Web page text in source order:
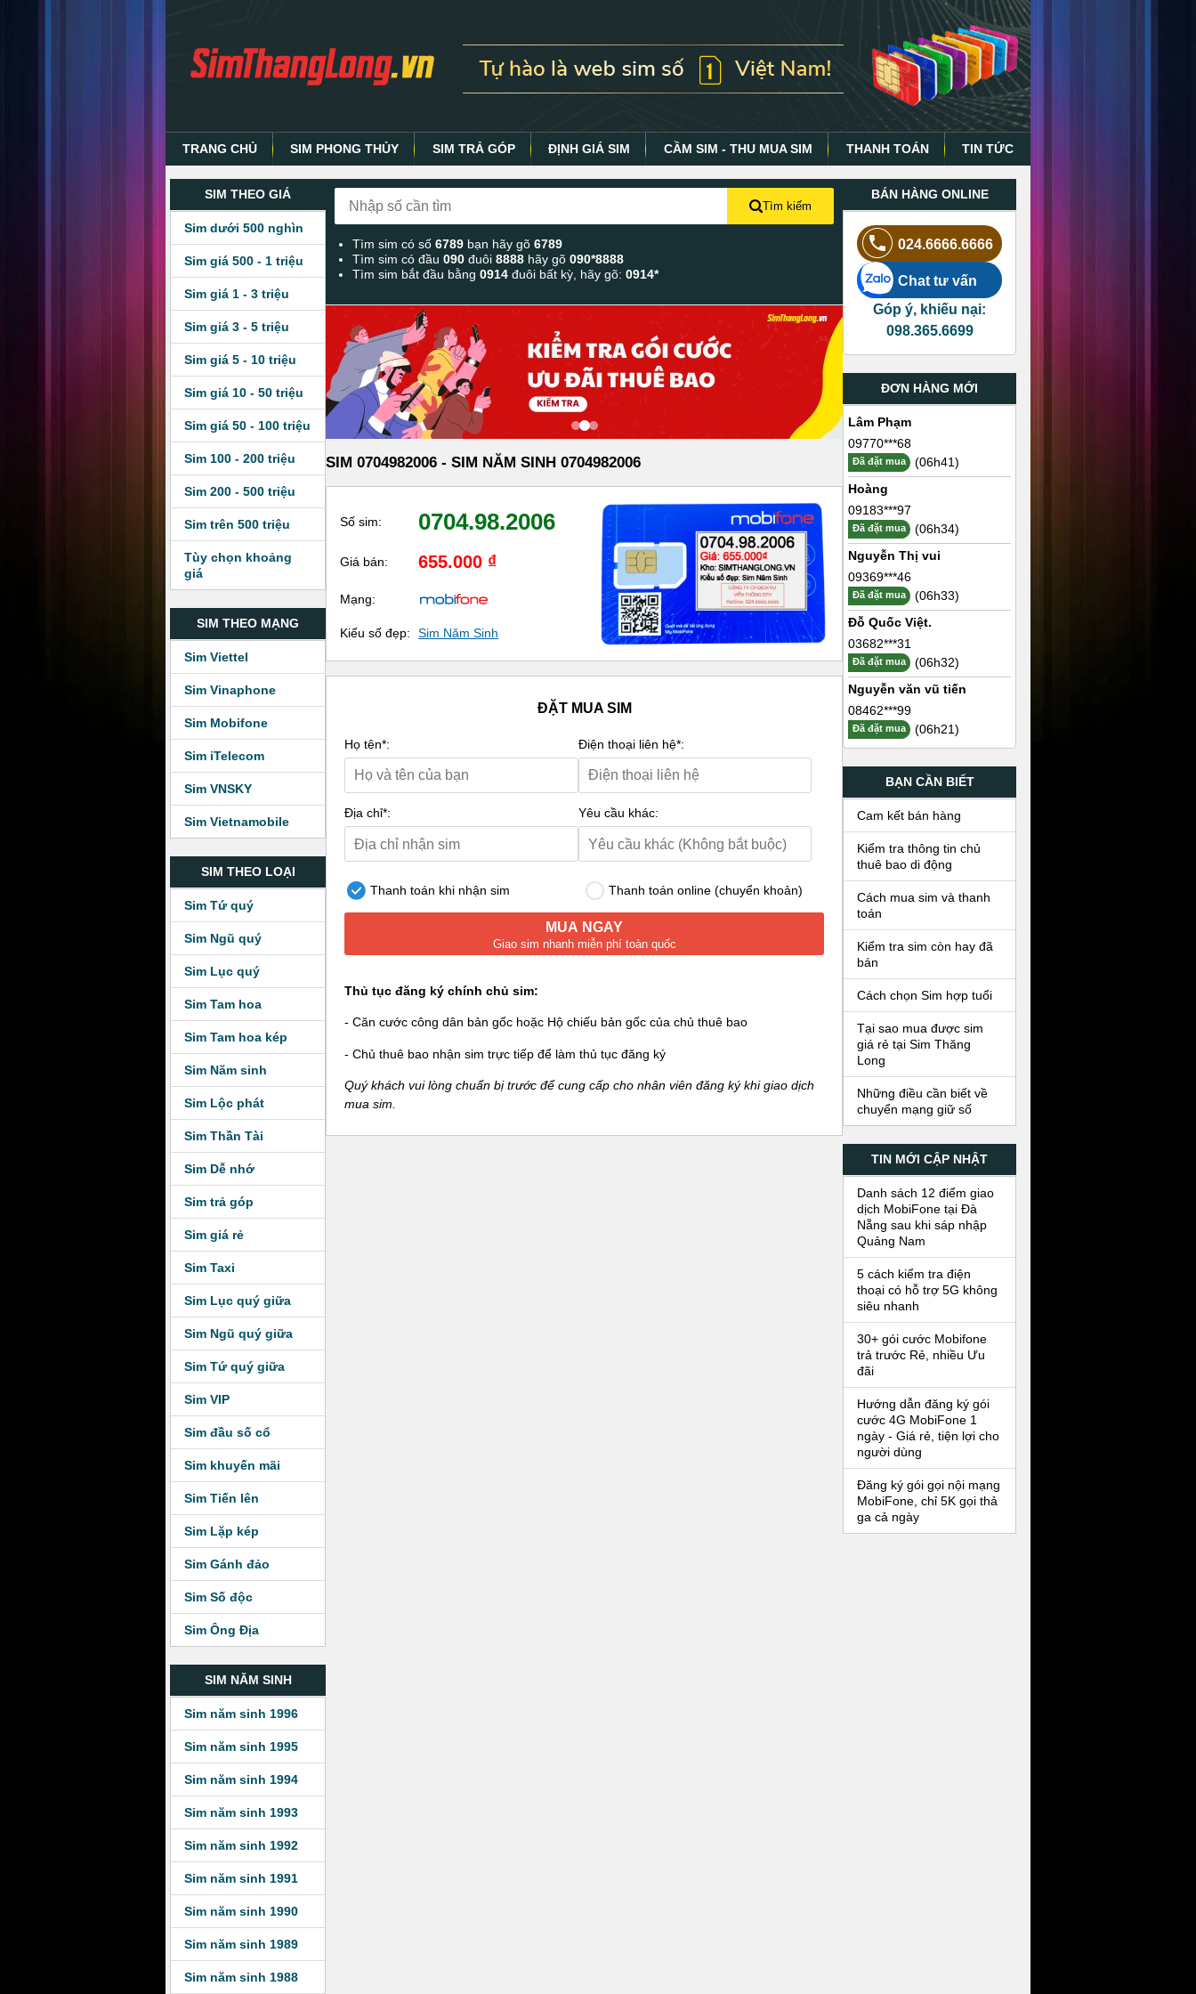
TRANG CHỦ SIM PHONG THỦY SIM TRẢ GÓP ĐỊNH GIÁ SIM CẦM SIM - THU MUA SIM THANH TOÁN TIN TỨC
SIM THEO GIÁ
Sim dưới 500 nghìn
Sim giá 500 - 1 triệu
Sim giá 1 - 3 triệu
Sim giá 3 - 5 triệu
Sim giá 5 - 10 triệu
Sim giá 10 - 50 triệu
Sim giá 50 - 100 triệu
Sim 100 - 200 triệu
Sim 200 - 500 triệu
Sim trên 500 triệu
Tùy chọn khoảng
giá
SIM THEO MẠNG
Sim Viettel
Sim Vinaphone
Sim Mobifone
Sim iTelecom
Sim VNSKY
Sim Vietnamobile
SIM THEO LOẠI
Sim Tứ quý
Sim Ngũ quý
Sim Lục quý
Sim Tam hoa
Sim Tam hoa kép
Sim Năm sinh
Sim Lộc phát
Sim Thần Tài
Sim Dễ nhớ
Sim trả góp
Sim giá rẻ
Sim Taxi
Sim Lục quý giữa
Sim Ngũ quý giữa
Sim Tứ quý giữa
Sim VIP
Sim đầu số cổ
Sim khuyến mãi
Sim Tiến lên
Sim Lặp kép
Sim Gánh đảo
Sim Số độc
Sim Ông Địa
SIM NĂM SINH
Sim năm sinh 1996
Sim năm sinh 1995
Sim năm sinh 1994
Sim năm sinh 1993
Sim năm sinh 1992
Sim năm sinh 1991
Sim năm sinh 1990
Sim năm sinh 1989
Sim năm sinh 1988
Tìm kiếm
Tìm sim có số6789 bạn hãy gõ6789
Tìm sim có đầu090đuôi8888 hãy gõ090*8888
Tìm sim bắt đầu bằng0914 đuôi bất kỳ, hãy gõ:0914*
SIM 0704982006 - SIM NĂM SINH 0704982006
Số sim: 0704.98.2006
Giá bán: 655.000 ₫
Mạng:
Kiểu số đẹp: Sim Năm Sinh
ĐẶT MUA SIM
Họ tên*: Điện thoại liên hệ*:
Địa chỉ*: Yêu cầu khác:
Thanh toán khi nhận sim Thanh toán online (chuyển khoản)
MUA NGAY
Giao sim nhanh miễn phí toàn quốc
Thủ tục đăng ký chính chủ sim:
- Căn cước công dân bản gốc hoặc Hộ chiếu bản gốc của chủ thuê bao
- Chủ thuê bao nhận sim trực tiếp để làm thủ tục đăng ký
Quý khách vui lòng chuẩn bị trước để cung cấp cho nhân viên đăng ký khi giao dịch
mua sim.
BÁN HÀNG ONLINE
024.6666.6666
Chat tư vấn
Góp ý, khiếu nại:
098.365.6699
ĐƠN HÀNG MỚI
Lâm Phạm
09770***68
Đã đặt mua
(06h41)
Hoàng
09183***97
Đã đặt mua
(06h34)
Nguyễn Thị vui
09369***46
Đã đặt mua
(06h33)
Đỗ Quốc Việt.
03682***31
Đã đặt mua
(06h32)
Nguyễn văn vũ tiến
08462***99
Đã đặt mua (06h21)
BẠN CẦN BIẾT
Cam kết bán hàng
Kiểm tra thông tin chủ
thuê bao di động
Cách mua sim và thanh
toán
Kiểm tra sim còn hay đã
bán
Cách chọn Sim hợp tuổi
Tại sao mua được sim
giá rẻ tại Sim Thăng
Long
Những điều cần biết về
chuyển mạng giữ số
TIN MỚI CẬP NHẬT
Danh sách 12 điểm giao
dịch MobiFone tại Đà
Nẵng sau khi sáp nhập
Quảng Nam
5 cách kiểm tra điện
thoại có hỗ trợ 5G không
siêu nhanh
30+ gói cước Mobifone
trả trước Rẻ, nhiều Ưu
đãi
Hướng dẫn đăng ký gói
cước 4G MobiFone 1
ngày - Giá rẻ, tiện lợi cho
người dùng
Đăng ký gói gọi nội mạng
MobiFone, chỉ 5K gọi thả
ga cả ngày